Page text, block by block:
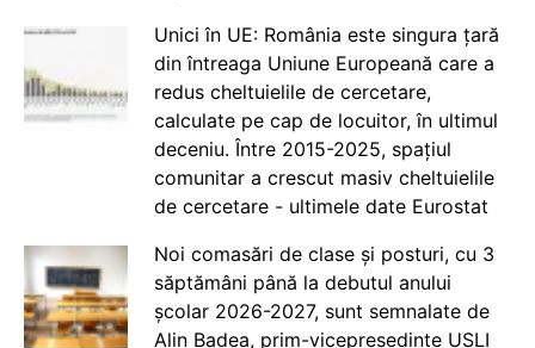
Unici în UE: România este singura țară
din întreaga Uniune Europeană care a
redus cheltuielile de cercetare,
calculate pe cap de locuitor, în ultimul
deceniu. Între 2015-2025, spațiul
comunitar a crescut masiv cheltuielile
de cercetare - ultimele date Eurostat
Noi comasări de clase și posturi, cu 3
săptămâni până la debutul anului
școlar 2026-2027, sunt semnalate de
Alin Badea, prim-vicepreședinte USLI